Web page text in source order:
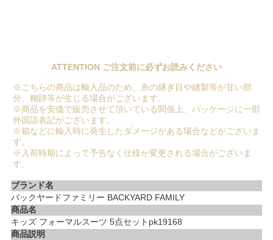
ATTENTION ご注文前に必ずお読みください
※こちらの商品は輸入品のため、糸の継ぎ目や縫製等が甘い部
分、糊跡等が生じる場合がございます。
※商品を安価で販売させて頂いている関係上、パッケージに一部
外国語表記がございます。
※箱などに輸入時に発生したダメージがある場合などがございま
す。
※入荷時期によって予告なく仕様が変更される場合がございま
す。
ブランド名
バックヤードファミリー BACKYARD FAMILY
商品名
キッズ フォーマルスーツ 5点セットpk19168
商品説明